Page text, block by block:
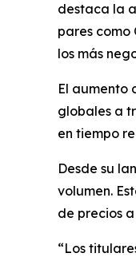
destaca la
pares como
los más
El aumento
globales a
en tiempo
Desde su
volumen.
de precios
“Los